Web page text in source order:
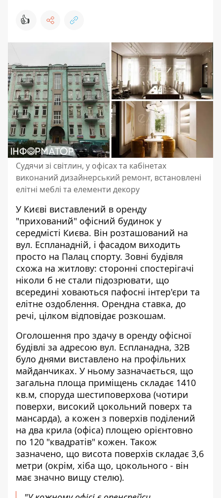
👍
Судячи зі світлин, у офісах та кабінетах
виконаний дизайнерський ремонт, встановлені
елітні меблі та елементи декору
У Києві виставлений в оренду
"прихований" офісний будинок у
середмісті Києва. Він розташований на
вул. Еспланадній, і фасадом виходить
просто на Палац спорту. Зовні будівля
схожа на житлову: сторонні спостерігачі
ніколи б не стали підозрювати, що
всередині ховаються пафосні інтер'єри та
елітне оздоблення. Орендна ставка, до
речі, цілком відповідає розкошам.
Оголошення про здачу в оренду офісної
будівлі за адресою вул. Еспланадна, 32В
було днями виставлено на профільних
майданчиках. У ньому зазначається, що
загальна площа приміщень складає 1410
кв.м, споруда шестиповерхова (чотири
поверхи, високий цокольний поверх та
мансарда), а кожен з поверхів поділений
на два крила (офіса) площею орієнтовно
по 120 "квадратів" кожен. Також
зазначено, що висота поверхів складає 3,6
метри (окрім, хіба що, цокольного - він
має значно вищу стелю).